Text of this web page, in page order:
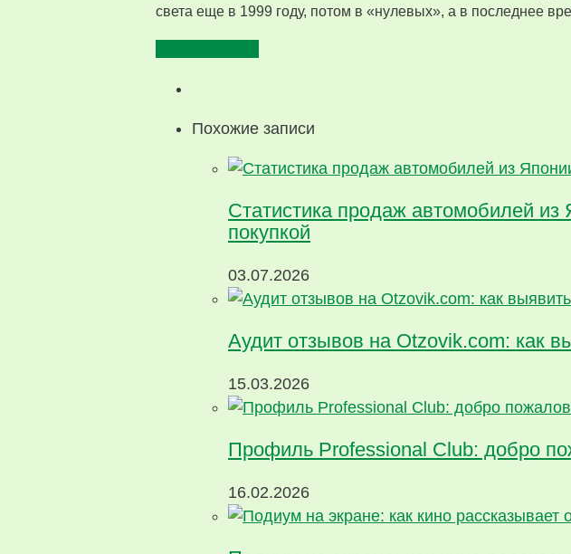
света еще в 1999 году, потом в «нулевых», а в последнее
Похожие записи
Статистика продаж автомобилей
покупкой
03.07.2026
Аудит отзывов на Otzovik.com: как
15.03.2026
Профиль Professional Club: добро
16.02.2026